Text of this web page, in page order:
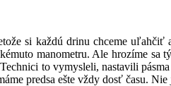
si každú drinu chceme
manometru. Ale hrozíme
to vymysleli, nastavili
predsa ešte vždy dosť času.